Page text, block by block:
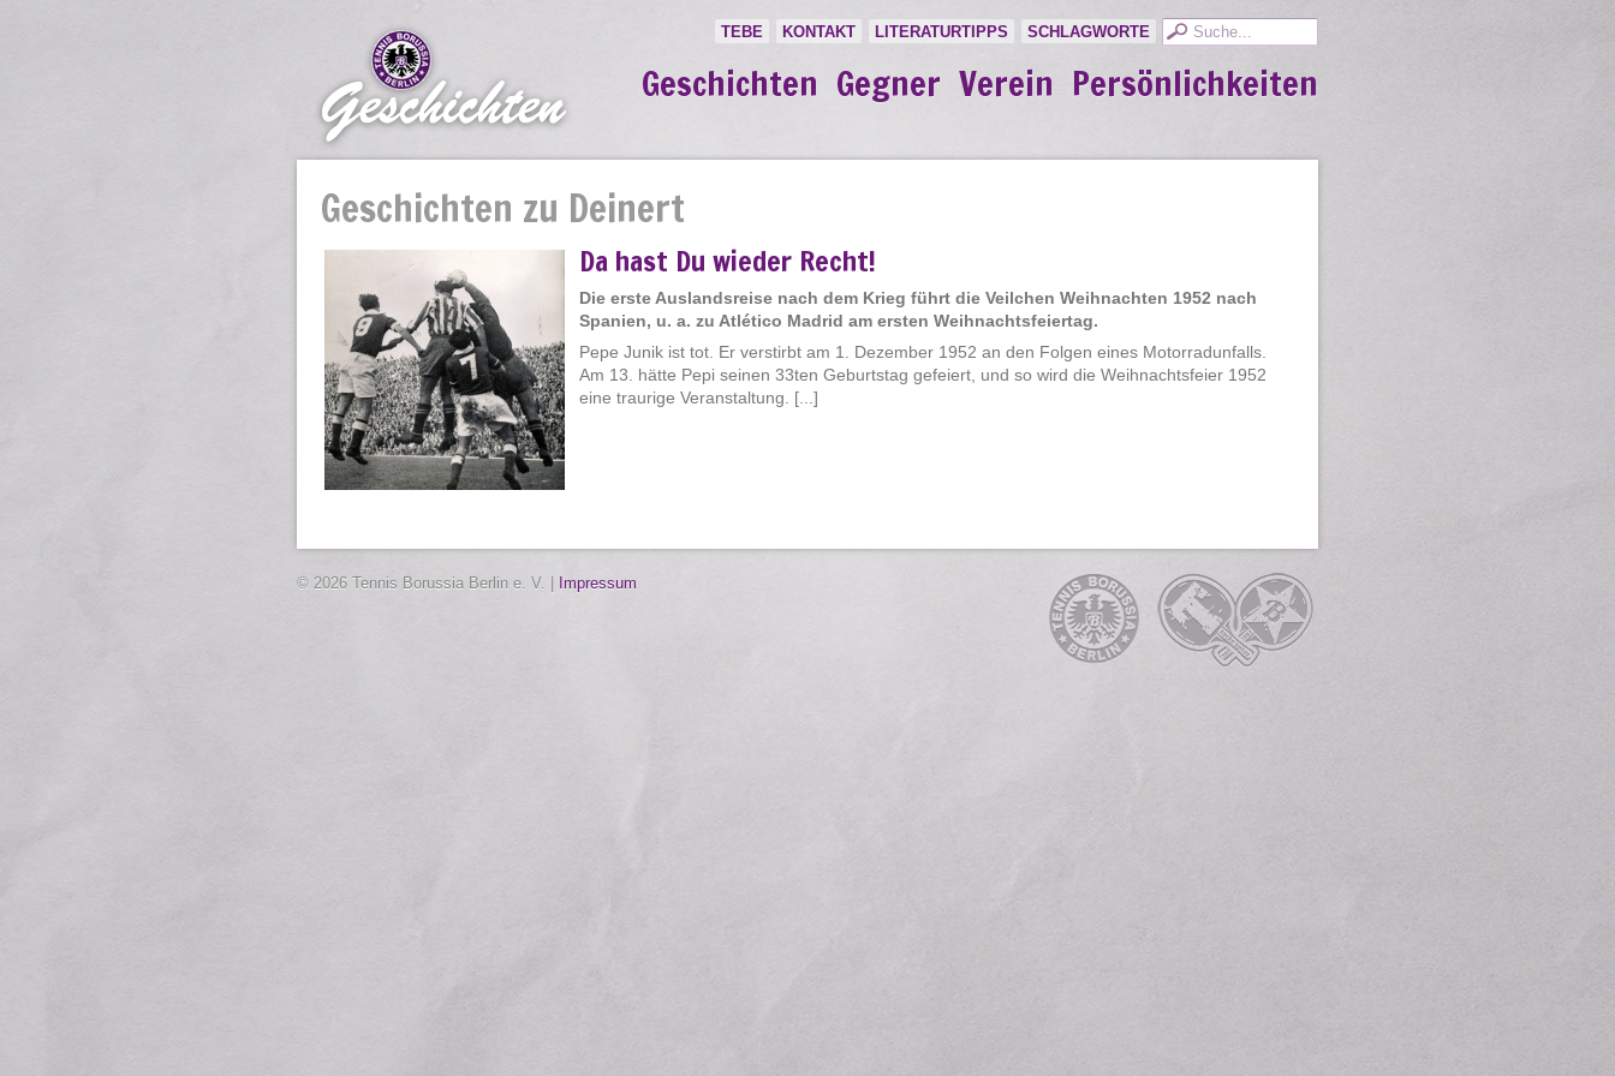
TEBE KONTAKT LITERATURTIPPS SCHLAGWORTE
Geschichten Gegner Verein Persönlichkeiten
Geschichten zu Deinert
Da hast Du wieder Recht!
Die erste Auslandsreise nach dem Krieg führt die Veilchen Weihnachten 1952 nach
Spanien, u. a. zu Atlético Madrid am ersten Weihnachtsfeiertag.
Pepe Junik ist tot. Er verstirbt am 1. Dezember 1952 an den Folgen eines Motorradunfalls.
Am 13. hätte Pepi seinen 33ten Geburtstag gefeiert, und so wird die Weihnachtsfeier 1952
eine traurige Veranstaltung. [...]
© 2026 Tennis Borussia Berlin e. V. | Impressum